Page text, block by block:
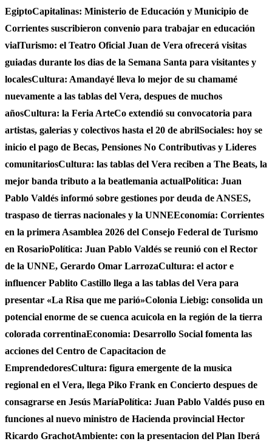
EgiptoCapitalinas: Ministerio de Educación y Municipio de
Corrientes suscribieron convenio para trabajar en educación
vialTurismo: el Teatro Oficial Juan de Vera ofrecerá visitas
guiadas durante los dias de la Semana Santa para visitantes y
localesCultura: Amandayé lleva lo mejor de su chamamé
nuevamente a las tablas del Vera, despues de muchos
añosCultura: la Feria ArteCo extendió su convocatoria para
artistas, galerias y colectivos hasta el 20 de abrilSociales: hoy se
inicio el pago de Becas, Pensiones No Contributivas y Lideres
comunitariosCultura: las tablas del Vera reciben a The Beats, la
mejor banda tributo a la beatlemania actualPolítica: Juan
Pablo Valdés informó sobre gestiones por deuda de ANSES,
traspaso de tierras nacionales y la UNNEEconomía: Corrientes
en la primera Asamblea 2026 del Consejo Federal de Turismo
en RosarioPolítica: Juan Pablo Valdés se reunió con el Rector
de la UNNE, Gerardo Omar LarrozaCultura: el actor e
influencer Pablito Castillo llega a las tablas del Vera para
presentar «La Risa que me parió»Colonia Liebig: consolida un
potencial enorme de se cuenca acuicola en la región de la tierra
colorada correntinaEconomia: Desarrollo Social fomenta las
acciones del Centro de Capacitacion de
EmprendedoresCultura: figura emergente de la musica
regional en el Vera, llega Piko Frank en Concierto despues de
consagrarse en Jesús MaríaPolítica: Juan Pablo Valdés puso en
funciones al nuevo ministro de Hacienda provincial Hector
Ricardo GrachotAmbiente: con la presentacion del Plan Iberá